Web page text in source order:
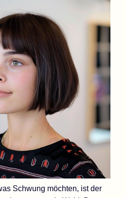
Schwung möchten, ist der